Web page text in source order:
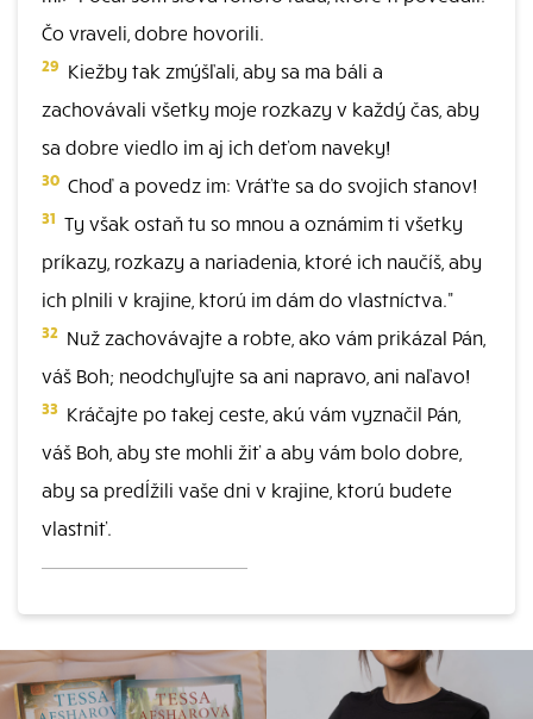
Čo vraveli, dobre hovorili.
29 Kiežby tak zmýšľali, aby sa ma báli a
zachovávali všetky moje rozkazy v každý čas, aby
sa dobre viedlo im aj ich deťom naveky!
30 Choď a povedz im: Vráťte sa do svojich stanov!
31 Ty však ostaň tu so mnou a oznámim ti všetky
príkazy, rozkazy a nariadenia, ktoré ich naučíš, aby
ich plnili v krajine, ktorú im dám do vlastníctva."
32 Nuž zachovávajte a robte, ako vám prikázal Pán,
váš Boh; neodchyľujte sa ani napravo, ani naľavo!
33 Kráčajte po takej ceste, akú vám vyznačil Pán,
váš Boh, aby ste mohli žiť a aby vám bolo dobre,
aby sa predĺžili vaše dni v krajine, ktorú budete
vlastniť.